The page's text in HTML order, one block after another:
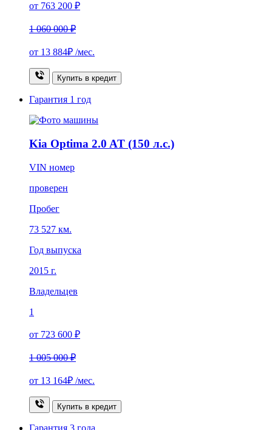
от 763 200 ₽
1 060 000 ₽
от 13 884₽ /мес.
Купить в кредит
Гарантия 1 год
Kia Optima 2.0 AT (150 л.с.)
VIN номер
проверен
Пробег
73 527 км.
Год выпуска
2015 г.
Владельцев
1
от 723 600 ₽
1 005 000 ₽
от 13 164₽ /мес.
Купить в кредит
Гарантия 3 года